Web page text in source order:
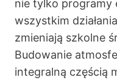
nie tylko programy
wszystkim
zmieniają szkolne
Budowanie
integralną częścią